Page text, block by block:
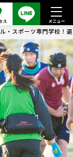
・スポーツ専門学校！